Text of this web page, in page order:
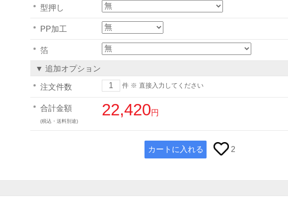
型押し
PP加工
箔
▼ 追加オプション
注文件数 件 ※ 直接入力してください
合計金額
(税込・送料別途)
22,420円
カートに入れる 2